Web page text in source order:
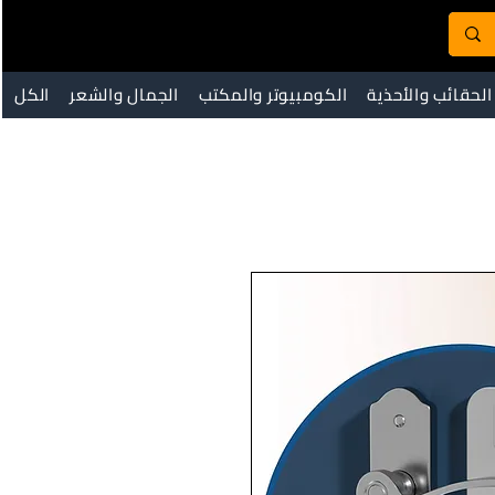
الكل الجمال والشعر الكومبيوتر والمكتب الحقائب والأحذية